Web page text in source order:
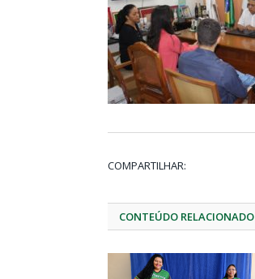
COMPARTILHAR:
CONTEÚDO RELACIONADO